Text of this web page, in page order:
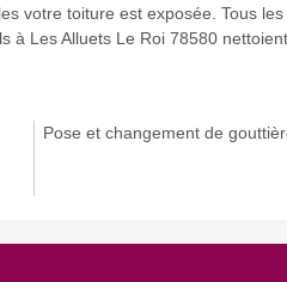
votre toiture est exposée. Tous
à Les Alluets Le Roi 78580
Pose et changement de